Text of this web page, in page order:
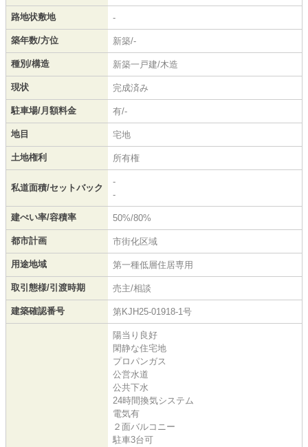
路地状敷地 -
築年数/方位 新築/-
種別/構造 新築一戸建/木造
現状 完成済み
駐車場/月額料金 有/-
地目 宅地
土地権利 所有権
私道面積/セットバック
-
-
建ぺい率/容積率 50%/80%
都市計画 市街化区域
用途地域 第一種低層住居専用
取引態様/引渡時期 売主/相談
建築確認番号 第KJH25-01918-1号
陽当り良好
閑静な住宅地
プロパンガス
公営水道
公共下水
24時間換気システム
電気有
２面バルコニー
駐車3台可